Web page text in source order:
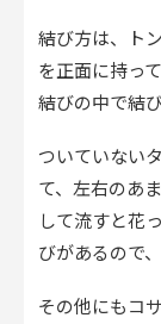
結び方は、ト
を正面に持っ
結びの中で結び
ついていない
て、左右のあ
して流すと花
びがあるので
その他にもコ